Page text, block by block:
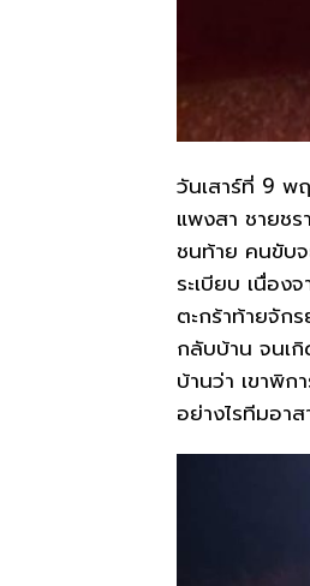
วันเสาร์ที่ 9 พ
แพงสา ชายช
ชนท้าย คนขับ
ระเบียบ เนื่อ
ตะกร้าท้ายจัก
กลับบ้าน จนเ
บ้านว่า เขาพิก
อย่างไรทีมอา